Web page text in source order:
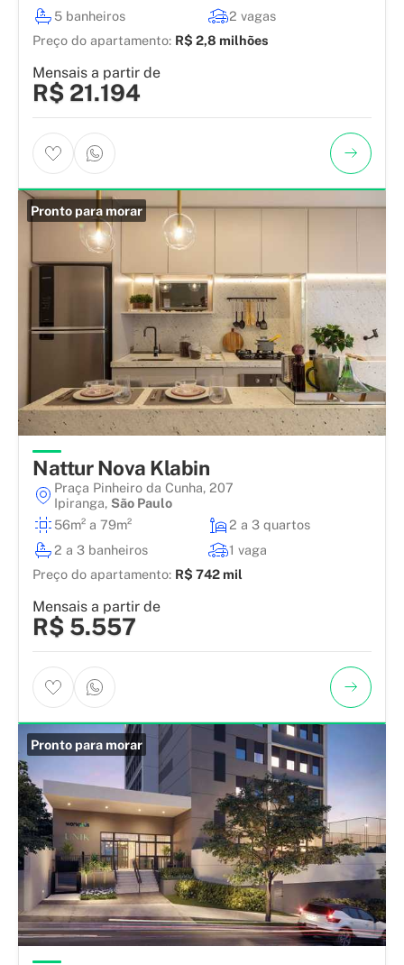
5 banheiros
2 vagas
Preço do apartamento: R$ 2,8 milhões
Mensais a partir de
R$ 21.194
Pronto para morar
Nattur Nova Klabin
Praça Pinheiro da Cunha, 207
Ipiranga, São Paulo
56m² a 79m²
2 a 3 quartos
2 a 3 banheiros
1 vaga
Preço do apartamento: R$ 742 mil
Mensais a partir de
R$ 5.557
Pronto para morar